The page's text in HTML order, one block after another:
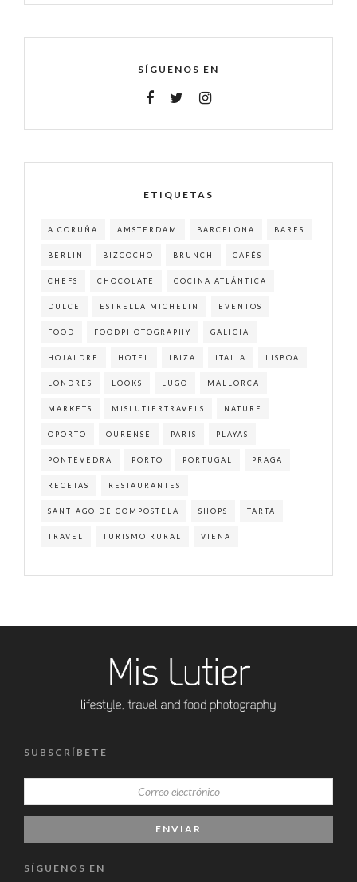
SÍGUENOS EN
ETIQUETAS
A CORUÑA AMSTERDAM BARCELONA BARES
BERLIN BIZCOCHO BRUNCH CAFÉS
CHEFS CHOCOLATE COCINA ATLÁNTICA
DULCE ESTRELLA MICHELIN EVENTOS
FOOD FOODPHOTOGRAPHY GALICIA
HOJALDRE HOTEL IBIZA ITALIA LISBOA
LONDRES LOOKS LUGO MALLORCA
MARKETS MISLUTIERTRAVELS NATURE
OPORTO OURENSE PARIS PLAYAS
PONTEVEDRA PORTO PORTUGAL PRAGA
RECETAS RESTAURANTES
SANTIAGO DE COMPOSTELA SHOPS TARTA
TRAVEL TURISMO RURAL VIENA
SUBSCRÍBETE
SÍGUENOS EN